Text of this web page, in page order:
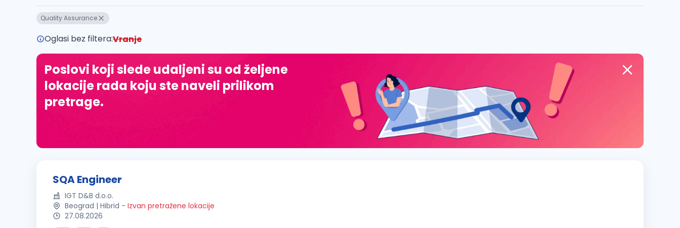
Quality Assurance
Oglasi bez filtera:Vranje
Poslovi koji slede udaljeni su od željene
lokacije rada koju ste naveli prilikom
pretrage.
SQA Engineer
IGT D&B d.o.o.
Beograd | Hibrid - Izvan pretražene lokacije
27.08.2026